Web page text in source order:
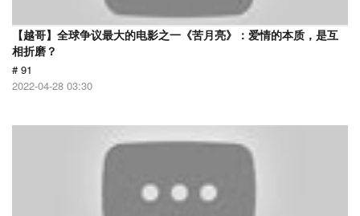
【越哥】全球争议最大的电影之一《苦月亮》：爱情的本质，是互
相折磨？
# 91
2022-04-28 03:30